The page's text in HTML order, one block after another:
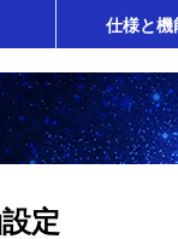
仕様と機
定